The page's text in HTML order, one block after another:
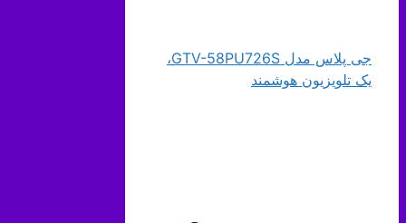
جی پلاس مدل GTV-58PU726S،
یک تلویزیون هوشمند